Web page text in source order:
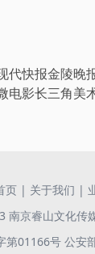
代快报金陵晚
电影长三角美
页 | 关于我们 |
京睿山文化传
第01166号 公安